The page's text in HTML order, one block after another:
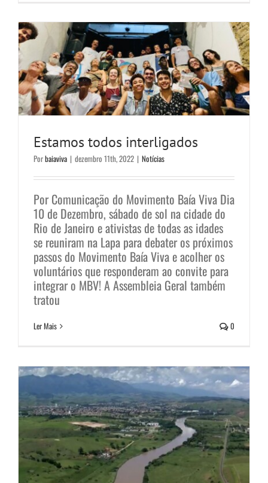
Estamos todos interligados
Porbaiaviva | dezembro 11th, 2022 | Notícias
Por Comunicação do Movimento Baía Viva Dia
10 de Dezembro, sábado de sol na cidade do
Rio de Janeiro e ativistas de todas as idades
se reuniram na Lapa para debater os próximos
passos do Movimento Baía Viva e acolher os
voluntários que responderam ao convite para
integrar o MBV! A Assembleia Geral também
tratou
Ler Mais 0
Garantia do REVIS do Médio